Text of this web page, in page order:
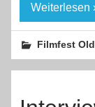
Weiterlesen
Filmfest